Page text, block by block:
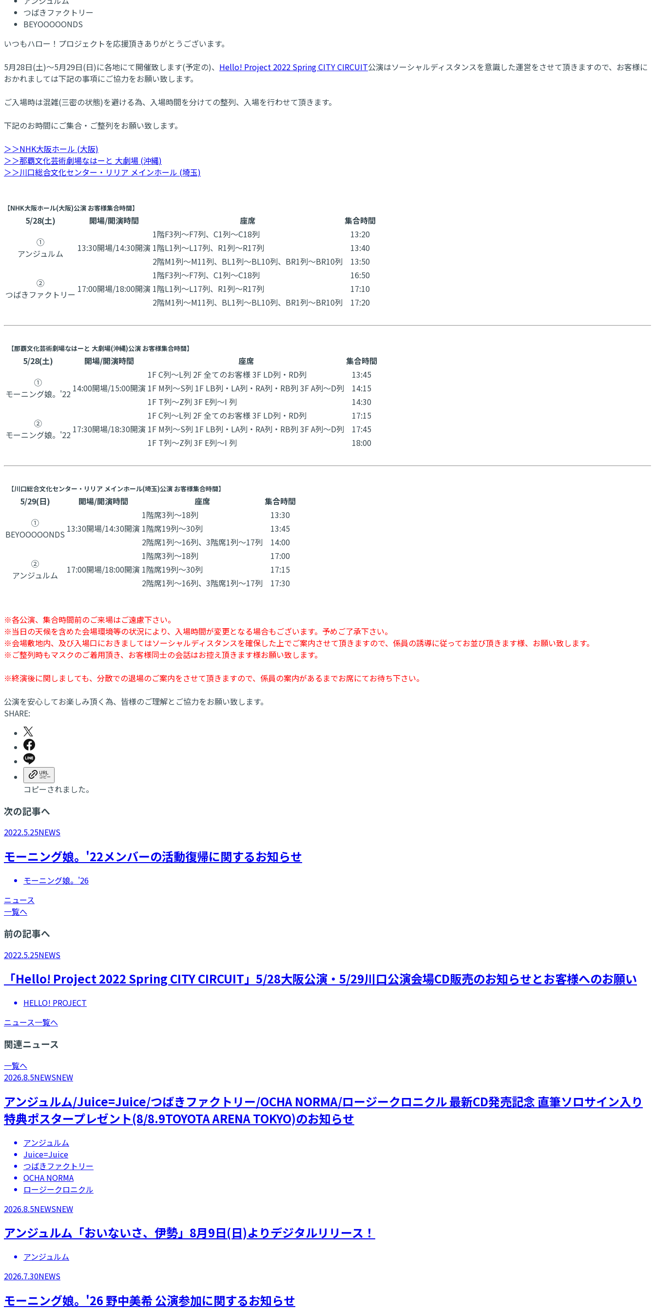
つばきファクトリー
BEYOOOOONDS
いつもハロー！プロジェクトを応援頂きありがとうございます。
5月28日(土)～5月29日(日)に各地にて開催致します(予定の)、 Hello! Project 2022 Spring CITY CIRCUIT公演はソーシャルディスタンスを意識した運営をさせて頂きますので、お客様に
おかれましては下記の事項にご協力をお願い致します。
ご入場時は混雑(三密の状態)を避ける為、入場時間を分けての整列、入場を行わせて頂きます。
下記のお時間にご集合・ご整列をお願い致します。
＞＞NHK大阪ホール (大阪)
＞＞那覇文化芸術劇場なはーと 大劇場 (沖縄)
＞＞川口総合文化センター・リリア メインホール (埼玉)
【NHK大阪ホール(大阪)公演 お客様集合時間】
5/28(土) 開場/開演時間 座席
集合時間
①
アンジュルム
13:30開場/14:30開演
1階F3列～F7列、C1列～C18列
13:20
1階L1列～L17列、R1列～R17列
13:40
2階M1列～M11列、BL1列～BL10列、BR1列～BR10列
13:50
②
つばきファクトリー 17:00開場/18:00開演
1階F3列～F7列、C1列～C18列
16:50
1階L1列～L17列、R1列～R17列
17:10
2階M1列～M11列、BL1列～BL10列、BR1列～BR10列
17:20
【那覇文化芸術劇場なはーと 大劇場(沖縄)公演 お客様集合時間】
5/28(土) 開場/開演時間 座席
集合時間
①
モーニング娘。'22 14:00開場/15:00開演
1F C列～L列 2F 全てのお客様 3F LD列・RD列
13:45
1F M列～S列 1F LB列・LA列・RA列・RB列 3F A列～D列
14:15
1F T列～Z列 3F E列～I 列
14:30
②
モーニング娘。'22 17:30開場/18:30開演
1F C列～L列 2F 全てのお客様 3F LD列・RD列
17:15
1F M列～S列 1F LB列・LA列・RA列・RB列 3F A列～D列
17:45
1F T列～Z列 3F E列～I 列
18:00
【川口総合文化センター・リリア メインホール(埼玉)公演 お客様集合時間】
5/29(日) 開場/開演時間 座席
集合時間
①
BEYOOOOONDS 13:30開場/14:30開演
1階席3列〜18列
13:30
1階席19列〜30列
13:45
2階席1列〜16列、3階席1列〜17列
14:00
②
​アンジュルム
17:00開場/18:00開演
1階席3列〜18列
17:00
1階席19列〜30列
17:15
2階席1列〜16列、3階席1列〜17列
17:30
※各公演、集合時間前のご来場はご遠慮下さい。
※当日の天候を含めた会場環境等の状況により、入場時間が変更となる場合もございます。予めご了承下さい。
※会場敷地内、及び入場口におきましてはソーシャルディスタンスを確保した上でご案内させて頂きますので、係員の誘導に従ってお並び頂きます様、お願い致します。
※ご整列時もマスクのご着用頂き、お客様同士の会話はお控え頂きます様お願い致します。
※終演後に関しましても、分散での退場のご案内をさせて頂きますので、係員の案内があるまでお席にてお待ち下さい。
公演を安心してお楽しみ頂く為、皆様のご理解とご協力をお願い致します。
SHARE:
コピーされました。
次の記事へ
2022.5.25NEWS
モーニング娘。'22メンバーの活動復帰に関するお知らせ
モーニング娘。'26
ニュース
一覧へ
前の記事へ
2022.5.25NEWS
「Hello! Project 2022 Spring CITY CIRCUIT」5/28大阪公演・5/29川口公演会場CD販売のお知らせとお客様へのお願い
HELLO! PROJECT
ニュース一覧へ
関連ニュース
一覧へ
2026.8.5NEWSNEW
アンジュルム/Juice=Juice/つばきファクトリー/OCHA NORMA/ロージークロニクル 最新CD発売記念 直筆ソロサイン入り
特典ポスタープレゼント(8/8.9TOYOTA ARENA TOKYO)のお知らせ
アンジュルム
Juice=Juice
つばきファクトリー
OCHA NORMA
ロージークロニクル
2026.8.5NEWSNEW
アンジュルム「おいないさ、伊勢」8月9日(日)よりデジタルリリース！
アンジュルム
2026.7.30NEWS
モーニング娘。'26 野中美希 公演参加に関するお知らせ